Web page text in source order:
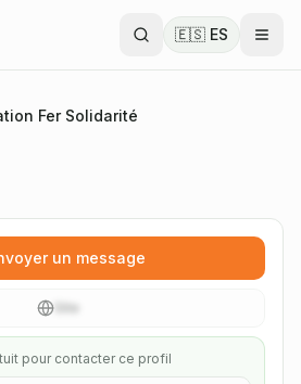
🇪🇸 ES
Fer Solidarité
de personnes immigrées
des chances et l'accès aux
un message
Site
pour contacter ce profil